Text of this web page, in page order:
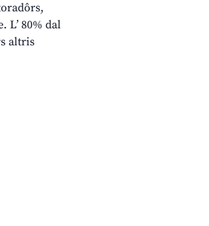
L’ 80% dal
altris